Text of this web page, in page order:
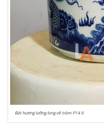
Bát hương lưỡng long vẽ tràm P14 6